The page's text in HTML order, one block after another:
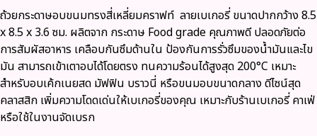
ถ้วยกระดาษอบขนมทรงสี่เหลี่ยมคราฟท์ ลายเบเกอรี่ ขนาดปากกว้าง 8.5
x 8.5 x 3.6 ซม. ผลิตจาก กระดาษ Food grade คุณภาพดี ปลอดภัยต่อ
การสัมผัสอาหาร เคลือบกันซึมด้านใน ป้องกันการรั่วซึมของน้ำมันและไข
มัน สามารถเข้าเตาอบได้โดยตรง ทนความร้อนได้สูงสุด 200°C เหมาะ
สำหรับอบเค้กเนยสด มัฟฟิน บราวนี่ หรือขนมอบขนาดกลาง ดีไซน์สุด
คลาสสิก เพิ่มความโดดเด่นให้เบเกอรี่ของคุณ เหมาะกับร้านเบเกอรี่ คาเฟ่
หรือใช้ในงานจัดเบรก